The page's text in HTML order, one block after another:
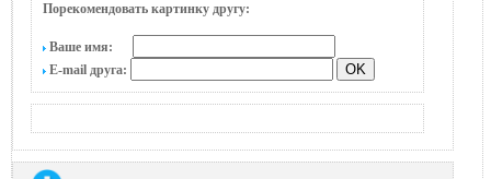
Порекомендовать картинку другу:
Ваше имя:
E-mail друга: